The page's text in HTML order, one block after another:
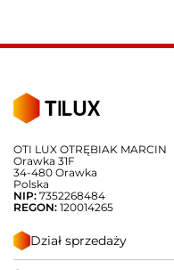
OTI LUX OTRĘBIAK MARCIN
Orawka 31F
34-480 Orawka
Polska
NIP: 7352268484
REGON: 120014265
Dział sprzedaży